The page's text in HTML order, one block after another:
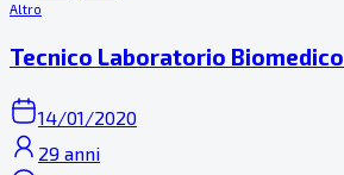
Altro
Tecnico Laboratorio Biomedico
14/01/2020
29 anni